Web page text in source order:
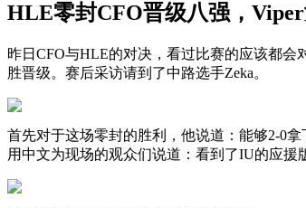
HLE零封CFO晋级八强，
昨日CFO与HLE的对决，看过比赛的应该都会
胜晋级。赛后采访请到了中路选手Zeka。
首先对于这场零封的胜利，他说道：能够2-0
用中文为现场的观众们说道：看到了IU的应援